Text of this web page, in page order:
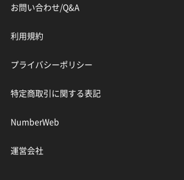
お問い合わせ/Q&A
利用規約
プライバシーポリシー
特定商取引に関する表記
NumberWeb
運営会社